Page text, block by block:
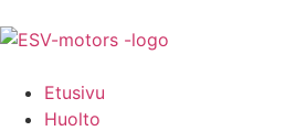
Etusivu
Huolto